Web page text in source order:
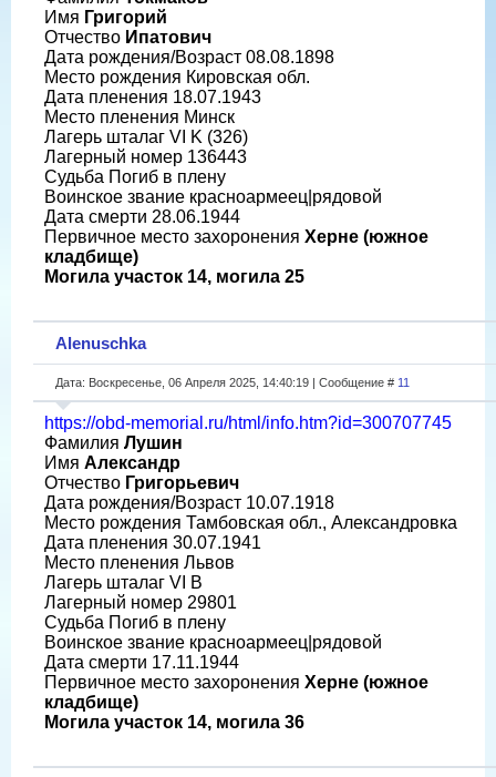
Имя Григорий
Отчество Ипатович
Дата рождения/Возраст 08.08.1898
Место рождения Кировская обл.
Дата пленения 18.07.1943
Место пленения Минск
Лагерь шталаг VI K (326)
Лагерный номер 136443
Судьба Погиб в плену
Воинское звание красноармеец|рядовой
Дата смерти 28.06.1944
Первичное место захоронения Херне (южное
кладбище)
Могила участок 14, могила 25
Alenuschka
Дата: Воскресенье, 06 Апреля 2025, 14:40:19 | Сообщение # 11
https://obd-memorial.ru/html/info.htm?id=300707745
Фамилия Лушин
Имя Александр
Отчество Григорьевич
Дата рождения/Возраст 10.07.1918
Место рождения Тамбовская обл., Александровка
Дата пленения 30.07.1941
Место пленения Львов
Лагерь шталаг VI B
Лагерный номер 29801
Судьба Погиб в плену
Воинское звание красноармеец|рядовой
Дата смерти 17.11.1944
Первичное место захоронения Херне (южное
кладбище)
Могила участок 14, могила 36